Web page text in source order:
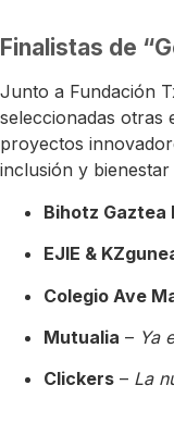
Finalistas de
Junto a Fundación
seleccionadas otras
proyectos
inclusión y
Bihotz Gaztea
EJIE &
Colegio Ave
Mutualia – Ya
Clickers – La